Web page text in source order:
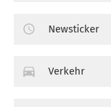
Newsticker
Verkehr